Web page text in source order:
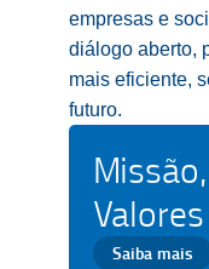
empresas e
diálogo aberto,
mais eficiente,
futuro.
Valores
Saiba mais